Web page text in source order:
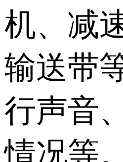
机、减
输送带
行声音
情况等